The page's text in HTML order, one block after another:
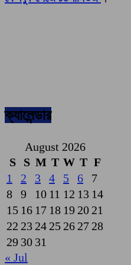
ক্যালেন্ডার
August 2026
S
S M T W T F
1
2 3 4 5 6
7
8
9 10 11 12 13 14
15 16 17 18 19 20 21
22 23 24 25 26 27 28
29 30 31
« Jul